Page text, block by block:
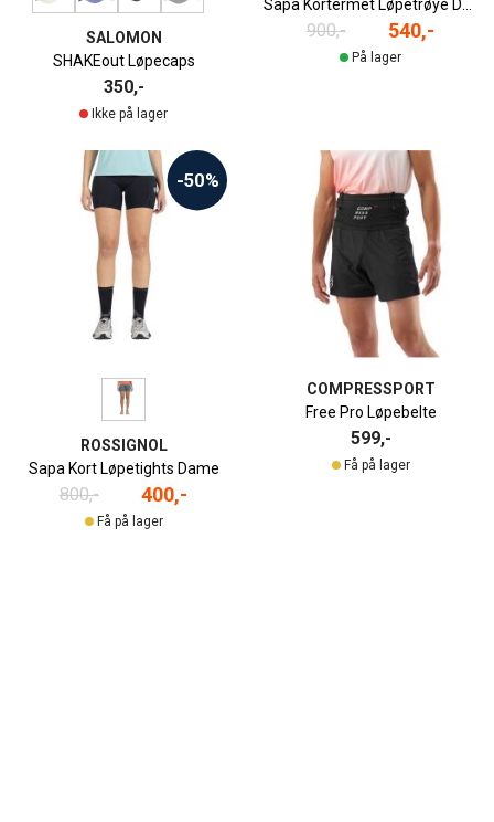
SALOMON
SHAKEout Løpecaps
350,-
Ikke på lager
900,- 540,-
På lager
-50%
ROSSIGNOL
Sapa Kort Løpetights Dame
800,- 400,-
Få på lager
COMPRESSPORT
Free Pro Løpebelte
599,-
Få på lager